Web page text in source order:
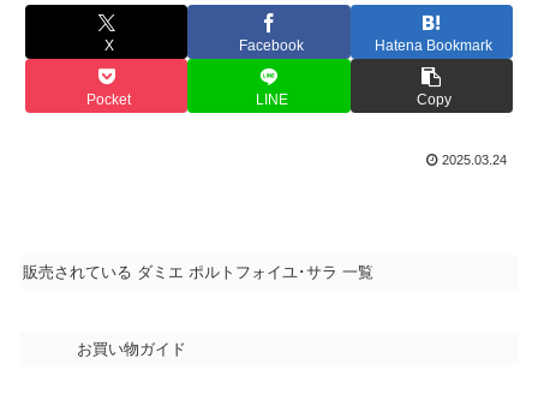
X Facebook Hatena Bookmark
Pocket LINE Copy
2025.03.24
販売されている ダミエ ポルトフォイユ･サラ 一覧
お買い物ガイド